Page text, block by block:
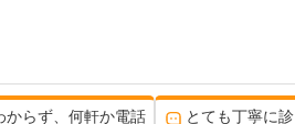
からず、何軒か電話
とても丁寧に診